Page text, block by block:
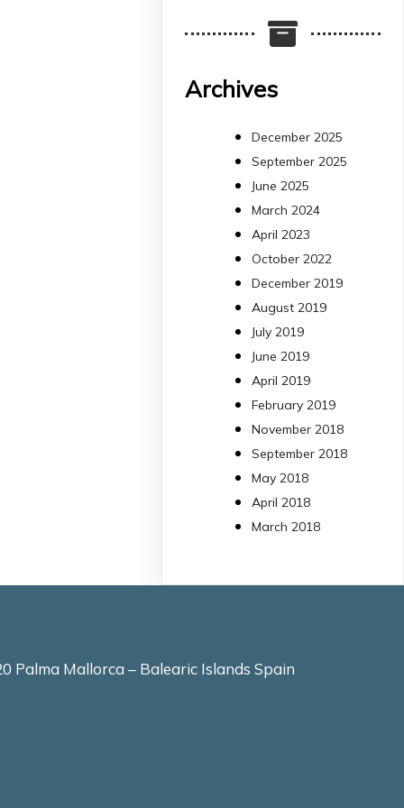
Més informació:
http://www.idisba.es
arpbigidisba
Retweeted
Bibliosalut
en un estudi sobre com
una combinació poc
habitual de dos
antibiòtics β-lactàmics
pot eliminar de
Pseudomonas
aeruginosa alhora que
en retarda l'aparició
resistències
https://
Archives
December 2025
September 2025
June 2025
March 2024
April 2023
October 2022
December 2019
August 2019
July 2019
June 2019
April 2019
February 2019
November 2018
September 2018
May 2018
April 2018
March 2018
Palma Mallorca – Balearic Islands Spain